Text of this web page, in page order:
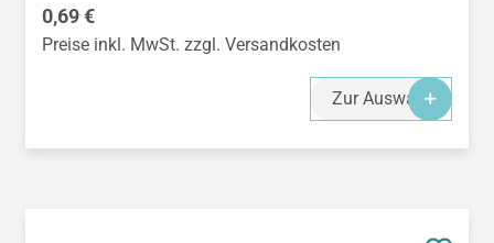
Regulärer Preis:
0,69 €
Preise inkl. MwSt. zzgl. Versandkosten
Zur Auswahl